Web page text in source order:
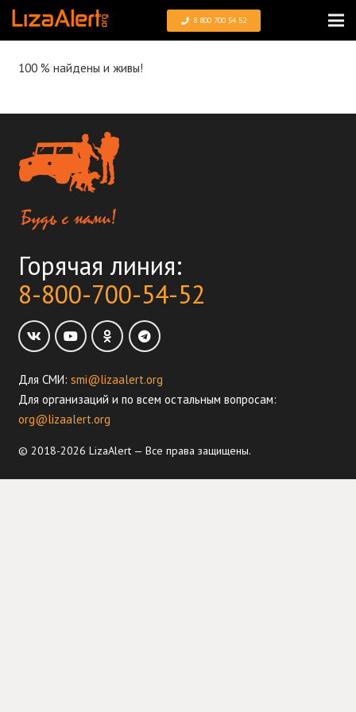
8 800 700 54 52
100 % найдены и живы!
Горячая линия:
8-800-700-54-52
Для СМИ: smi@lizaalert.org
Для организаций и по всем остальным вопросам:
org@lizaalert.org
© 2018-2026 LizaAlert — Все права защищены.